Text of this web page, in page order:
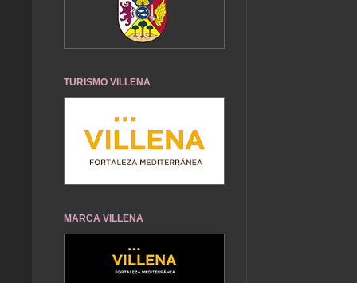
TURISMO VILLENA
MARCA VILLENA